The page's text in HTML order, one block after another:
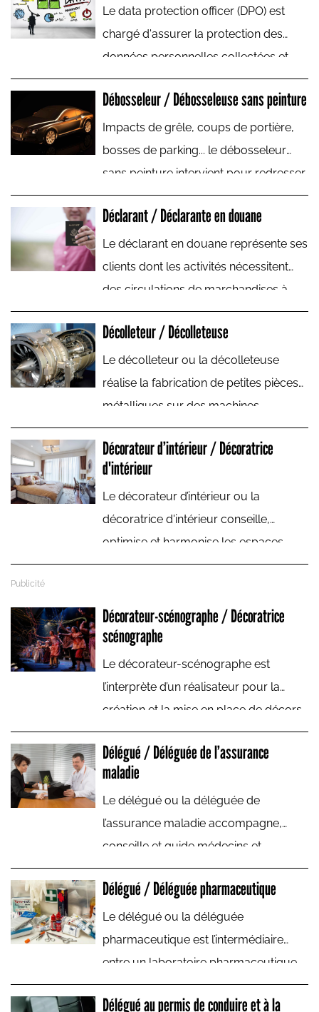
Le data protection officer (DPO) est
chargé d'assurer la protection des
données personnelles collectées et
traitées par l'entreprise qui l'emploie.
Débosseleur / Débosseleuse sans peinture
Impacts de grêle, coups de portière,
bosses de parking... le débosseleur
sans peinture intervient pour redresser
les tôles de carrosseries automobiles
endommagées par de petits chocs.
Déclarant / Déclarante en douane
Le déclarant en douane représente ses
clients dont les activités nécessitent
des circulations de marchandises à
l'international auprès de
l'administration des douanes.
Décolleteur / Décolleteuse
Le décolleteur ou la décolleteuse
réalise la fabrication de petites pièces
métalliques sur des machines
automatisées.
Décorateur d’intérieur / Décoratrice
d'intérieur
Le décorateur d’intérieur ou la
décoratrice d'intérieur conseille,
optimise et harmonise les espaces
intérieurs. Contrairement à l’architecte
gros travaux.
Décorateur-scénographe / Décoratrice
scénographe
Le décorateur-scénographe est
l’interprète d’un réalisateur pour la
création et la mise en place de décors
nécessaires à une pièce de théâtre ; un
film de fiction, télévisuel ou publicitaire
ou un décor. C'est à la fois un artiste et
un technicien.
Délégué / Déléguée de l’assurance
maladie
Le délégué ou la déléguée de
l’assurance maladie accompagne,
conseille et guide médecins et
pharmaciens dans le but de maîtriser
l’évolution des dépenses de santé.
Délégué / Déléguée pharmaceutique
Le délégué ou la déléguée
pharmaceutique est l’intermédiaire
entre un laboratoire pharmaceutique
et les professionnels de santé. Il ou elle
conseille et commercialise les produits
Délégué au permis de conduire et à la